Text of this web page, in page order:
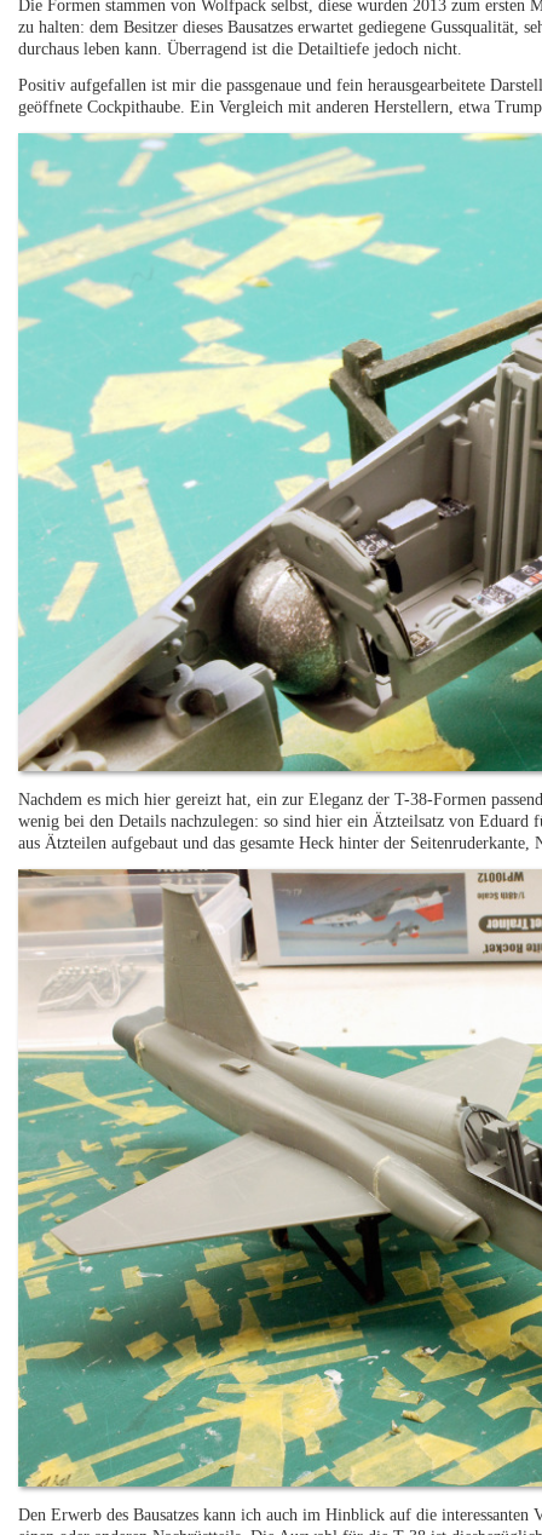
Die Formen stammen von Wolfpack selbst, diese wurden 2013 zum
zu halten: dem Besitzer dieses Bausatzes erwartet gediegene Gussqualität,
durchaus leben kann. Überragend ist die Detailtiefe jedoch nicht.
Positiv aufgefallen ist mir die passgenaue und fein herausgearbeitete
geöffnete Cockpithaube. Ein Vergleich mit anderen Herstellern, etwa
Nachdem es mich hier gereizt hat, ein zur Eleganz der T-38-Formen
wenig bei den Details nachzulegen: so sind hier ein Ätzteilsatz von
aus Ätzteilen aufgebaut und das gesamte Heck hinter der
Den Erwerb des Bausatzes kann ich auch im Hinblick auf die interessanten